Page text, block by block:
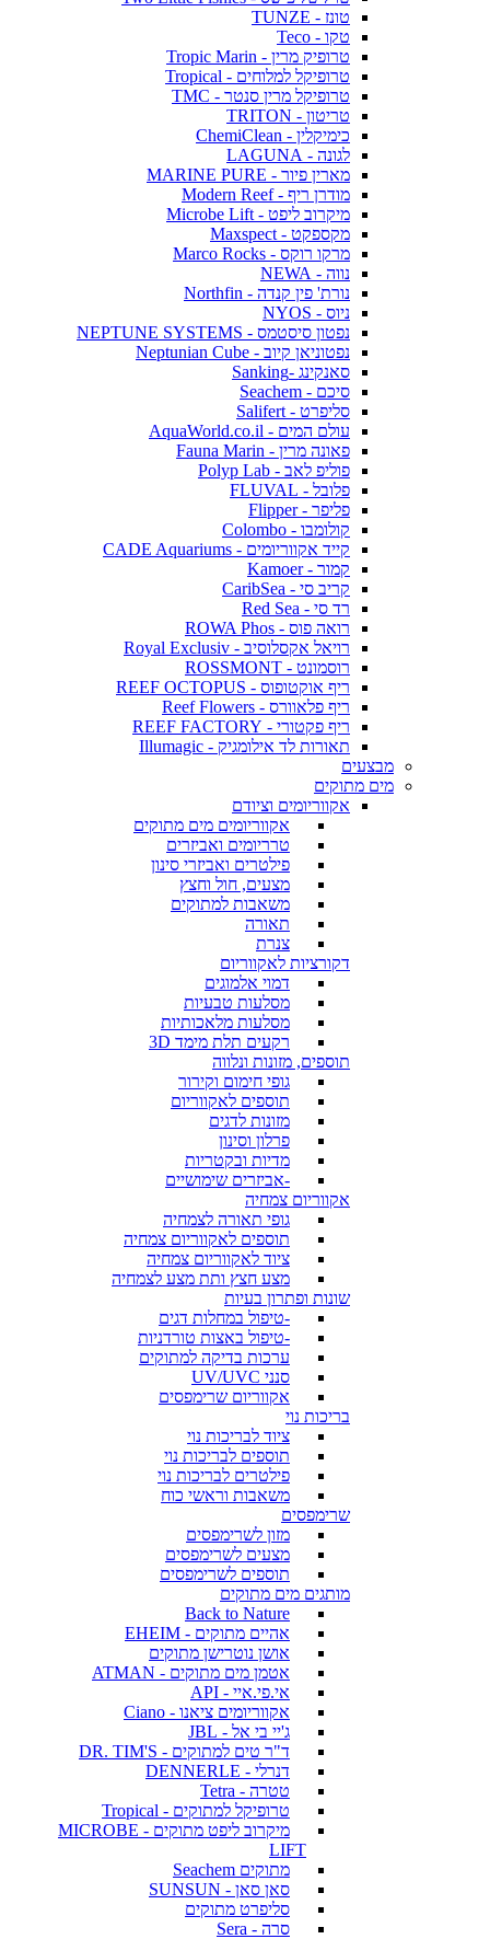
טונז - TUNZE
טקו - Teco
טרופיק מרין - Tropic Marin
טרופיקל למלוחים - Tropical
טרופיקל מרין סנטר - TMC
טריטון - TRITON
כימיקלין - ChemiClean
לגונה - LAGUNA
מארין פיור - MARINE PURE
מודרן ריף - Modern Reef
מיקרוב ליפט - Microbe Lift
מקספקט - Maxspect
מרקו רוקס - Marco Rocks
נווה - NEWA
נורת' פין קנדה - Northfin
ניוס - NYOS
נפטון סיסטמס - NEPTUNE SYSTEMS
נפטוניאן קיוב - Neptunian Cube
סאנקינג -Sanking
סיכם - Seachem
סליפרט - Salifert
עולם המים - AquaWorld.co.il
פאונה מרין - Fauna Marin
פוליפ לאב - Polyp Lab
פלובל - FLUVAL
פליפר - Flipper
קולומבו - Colombo
קייד אקווריומים - CADE Aquariums
קמור - Kamoer
קריב סי - CaribSea
רד סי - Red Sea
רואה פוס - ROWA Phos
רויאל אקסלוסיב - Royal Exclusiv
רוסמונט - ROSSMONT
ריף אוקטופוס - REEF OCTOPUS
ריף פלאוורס - Reef Flowers
ריף פקטורי - REEF FACTORY
תאורות לד אילומגיק - Illumagic
מבצעים
מים מתוקים
אקווריומים וציודם
אקווריומים מים מתוקים
טרריומים ואביזרים
פילטרים ואביזרי סינון
מצעים, חול וחצץ
משאבות למתוקים
תאורה
צנרת
דקורציות לאקווריום
דמוי אלמוגים
מסלעות טבעיות
מסלעות מלאכותיות
רקעים תלת מימד 3D
תוספים, מזונות ונלווה
גופי חימום וקירור
תוספים לאקווריום
מזונות לדגים
פרלון וסינון
מדיות ובקטריות
-אביזרים שימושיים
אקווריום צמחיה
גופי תאורה לצמחיה
תוספים לאקווריום צמחיה
ציוד לאקווריום צמחיה
מצע חצץ ותת מצע לצמחיה
שונות ופתרון בעיות
-טיפול במחלות דגים
-טיפול באצות טורדניות
ערכות בדיקה למתוקים
סנני UV/UVC
אקווריום שרימפסים
בריכות נוי
ציוד לבריכות נוי
תוספים לבריכות נוי
פילטרים לבריכות נוי
משאבות וראשי כוח
שרימפסים
מזון לשרימפסים
מצעים לשרימפסים
תוספים לשרימפסים
מותגים מים מתוקים
Back to Nature
אהיים מתוקים - EHEIM
אושן נוטרישן מתוקים
אטמן מים מתוקים - ATMAN
אי.פי.איי - API
אקווריומים ציאנו - Ciano
ג'יי בי אל - JBL
ד"ר טים למתוקים - DR. TIM'S
דנרלי - DENNERLE
טטרה - Tetra
טרופיקל למתוקים - Tropical
מיקרוב ליפט מתוקים - MICROBE
LIFT
מתוקים Seachem
סאן סאן - SUNSUN
סליפרט מתוקים
סרה - Sera